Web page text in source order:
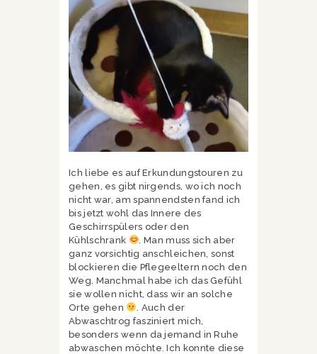
Ich liebe es auf Erkundungstouren zu
gehen, es gibt nirgends, wo ich noch
nicht war, am spannendsten fand ich
bis jetzt wohl das Innere des
Geschirrspülers oder den
Kühlschrank
. Man muss sich aber
ganz vorsichtig anschleichen, sonst
blockieren die Pflegeeltern noch den
Weg. Manchmal habe ich das Gefühl
sie wollen nicht, dass wir an solche
Orte gehen
. Auch der
Abwaschtrog fasziniert mich,
besonders wenn da jemand in Ruhe
abwaschen möchte. Ich konnte diese